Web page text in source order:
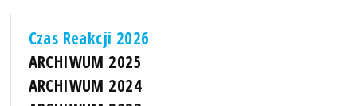
Czas Reakcji 2026
ARCHIWUM 2025
ARCHIWUM 2024